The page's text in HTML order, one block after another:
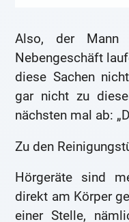
Also, der Mann
Nebengeschäft
diese Sachen
gar nicht zu
nächsten mal ab:
Zu den
Hörgeräte sind
direkt am Körper
einer Stelle,